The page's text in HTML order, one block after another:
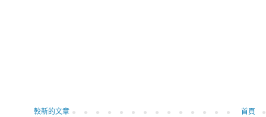
較新的文章 首頁